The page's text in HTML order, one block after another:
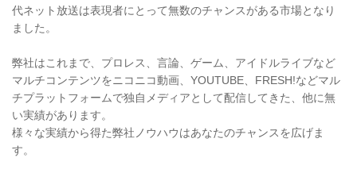
代ネット放送は表現者にとって無数のチャンスがある市場となり
ました。
弊社はこれまで、プロレス、言論、ゲーム、アイドルライブなど
マルチコンテンツをニコニコ動画、YOUTUBE、FRESH!などマル
チプラットフォームで独自メディアとして配信してきた、他に無
い実績があります。
様々な実績から得た弊社ノウハウはあなたのチャンスを広げま
す。